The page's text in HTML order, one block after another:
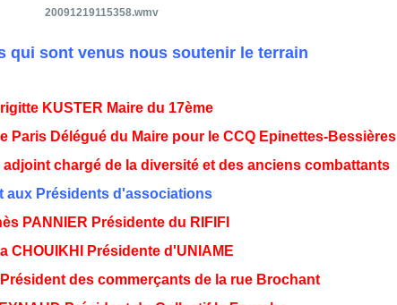
20091219115358.wmv
qui sont venus nous soutenir le terrain
KUSTER Maire du 17ème
Paris Délégué du Maire pour le CCQ Epinettes-Bessières
chargé de la diversité et des anciens combattants
aux Présidents d'associations
PANNIER Présidente du RIFIFI
CHOUIKHI Présidente d'UNIAME
des commerçants de la rue Brochant